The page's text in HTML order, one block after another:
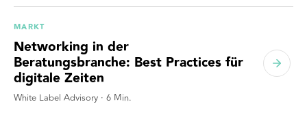
MARKT
Networking in der
Beratungsbranche: Best Practices für
digitale Zeiten
White Label Advisory · 6 Min.